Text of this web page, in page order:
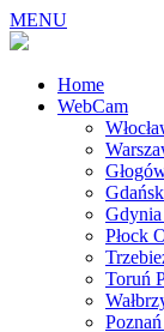
MENU
Home
WebCam
Płock
Toruń